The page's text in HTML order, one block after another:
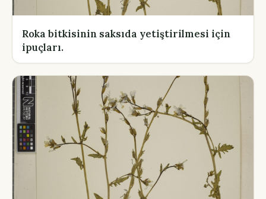
Roka bitkisinin saksıda yetiştirilmesi için
ipuçları.